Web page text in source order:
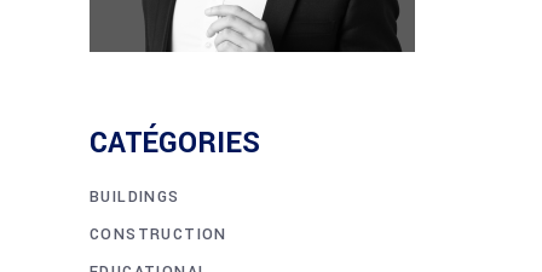
CATÉGORIES
BUILDINGS
CONSTRUCTION